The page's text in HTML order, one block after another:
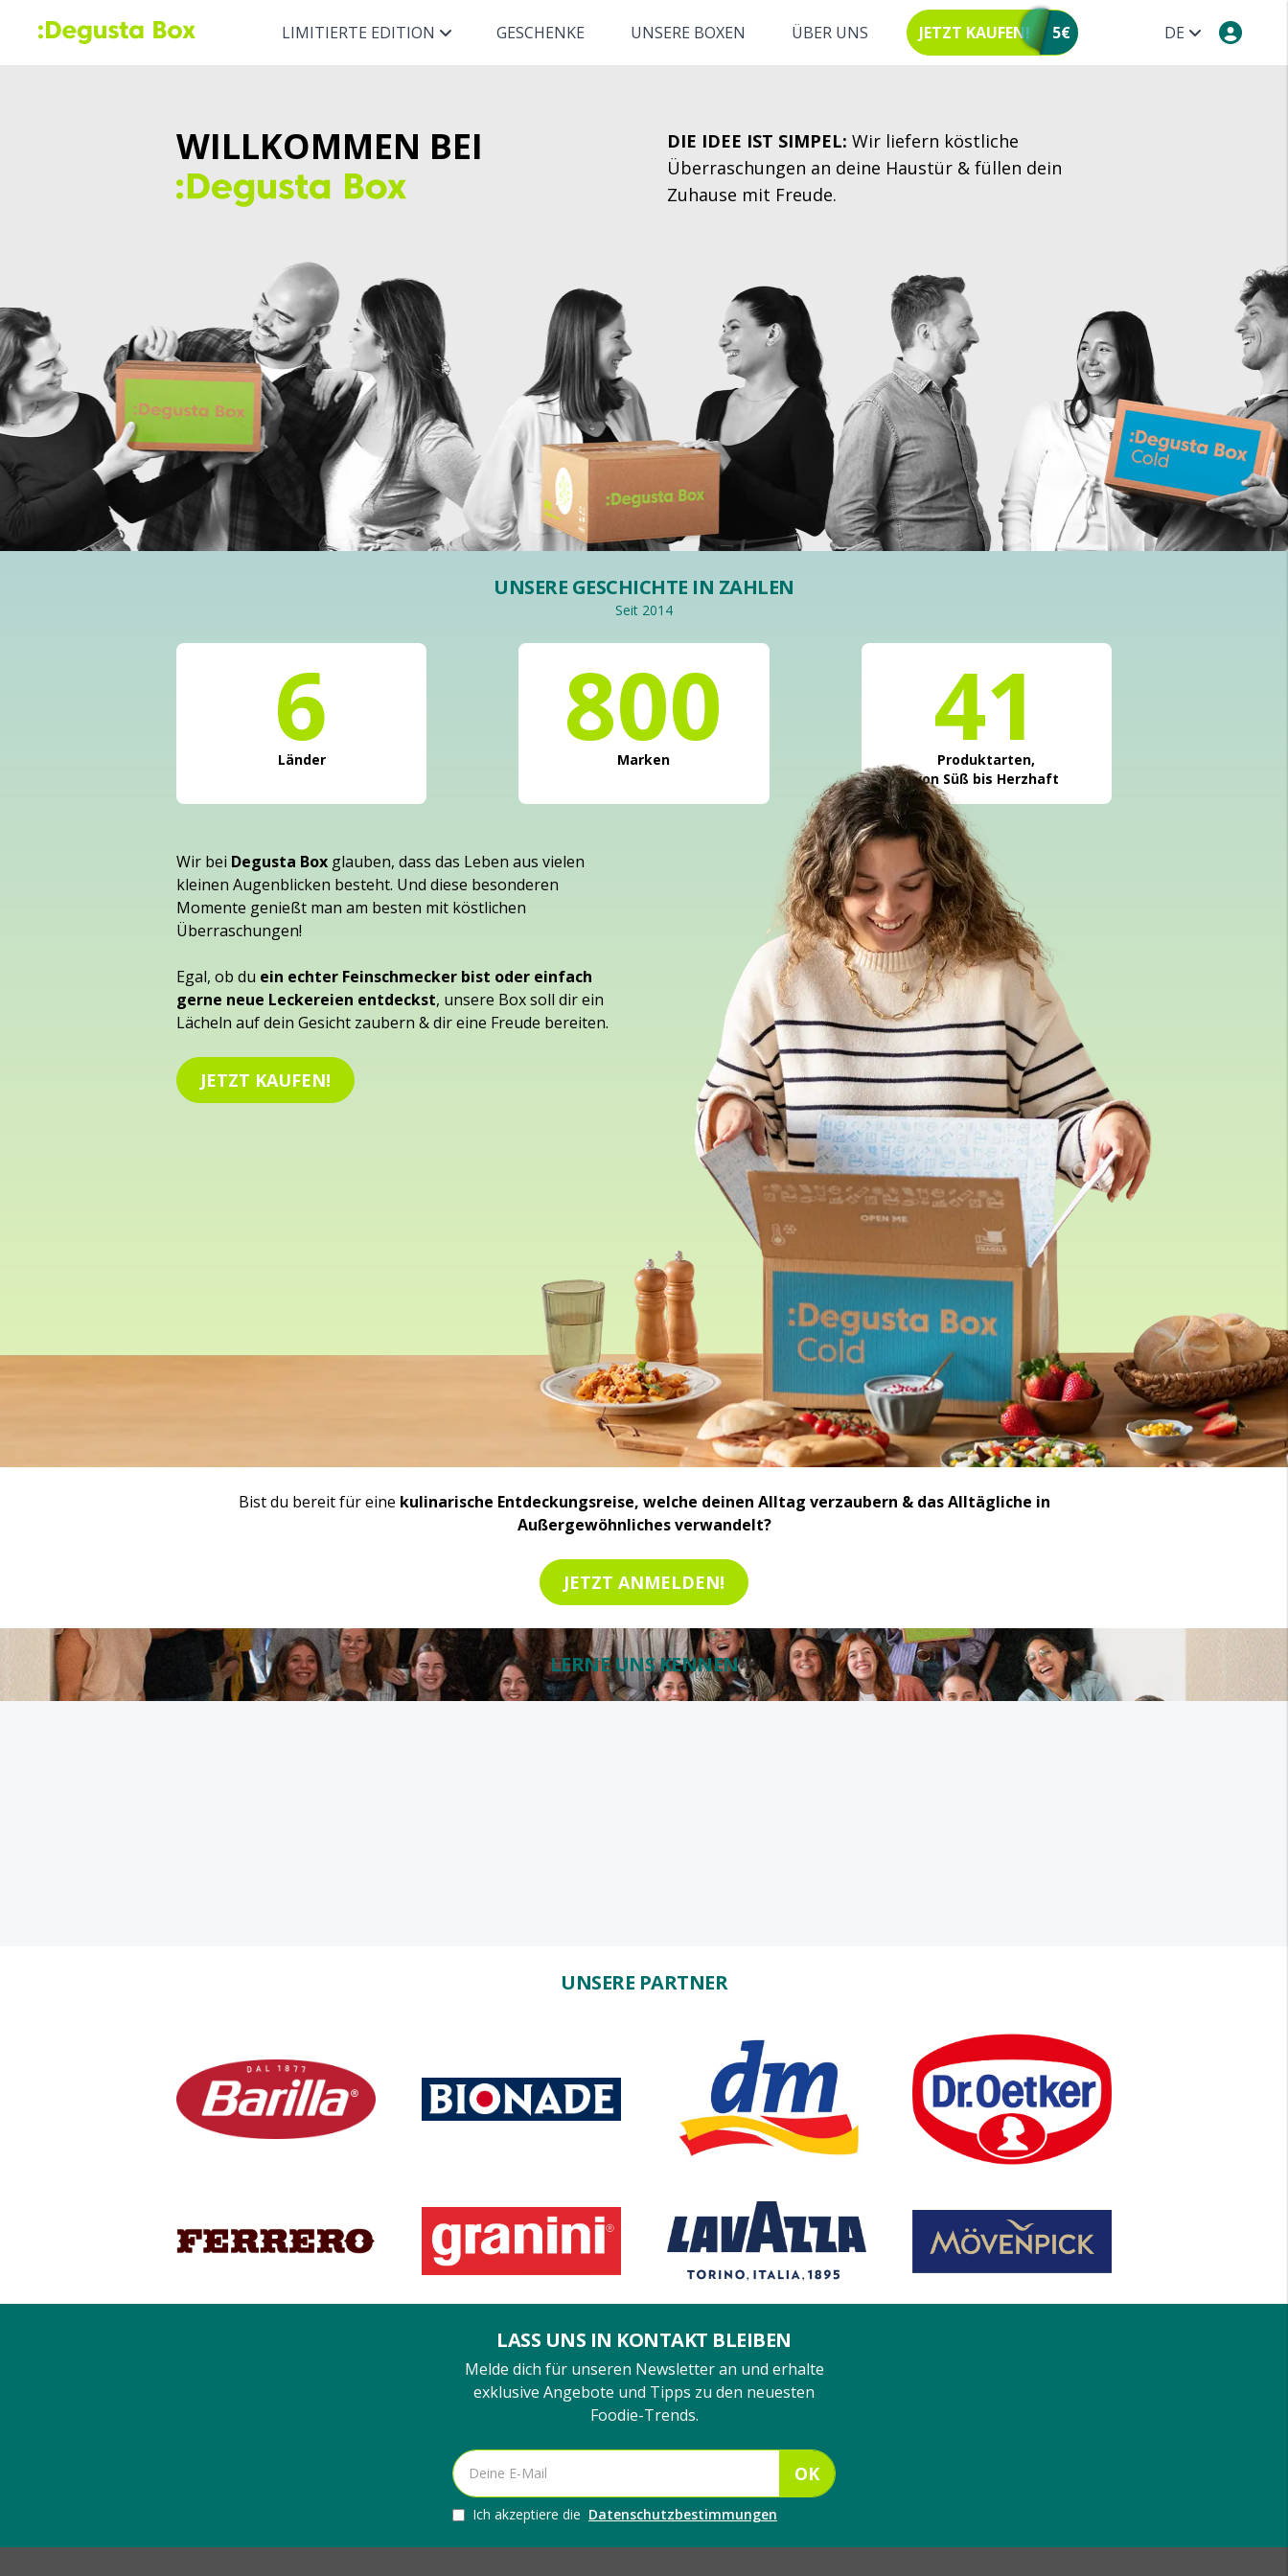
DE
LIMITIERTE EDITION GESCHENKE UNSERE BOXEN ÜBER UNS JETZT KAUFEN! 5€
WILLKOMMEN BEI DIE IDEE IST SIMPEL: Wir liefern köstliche
Überraschungen an deine Haustür & füllen dein
Zuhause mit Freude.
UNSERE GESCHICHTE IN ZAHLEN
Seit 2014
6
Länder 800
Marken 41
Produktarten,
von Süß bis Herzhaft
Wir bei Degusta Box glauben, dass das Leben aus vielen
kleinen Augenblicken besteht. Und diese besonderen
Momente genießt man am besten mit köstlichen
Überraschungen!
Egal, ob du ein echter Feinschmecker bist oder einfach
gerne neue Leckereien entdeckst, unsere Box soll dir ein
Lächeln auf dein Gesicht zaubern & dir eine Freude bereiten.
JETZT KAUFEN!
Bist du bereit für eine kulinarische Entdeckungsreise, welche deinen Alltag verzaubern & das Alltägliche in
Außergewöhnliches verwandelt?
JETZT ANMELDEN!
LERNE UNS KENNEN
UNSERE PARTNER
LASS UNS IN KONTAKT BLEIBEN
Melde dich für unseren Newsletter an und erhalte
exklusive Angebote und Tipps zu den neuesten
Foodie-Trends.
OK
Ich akzeptiere die Datenschutzbestimmungen